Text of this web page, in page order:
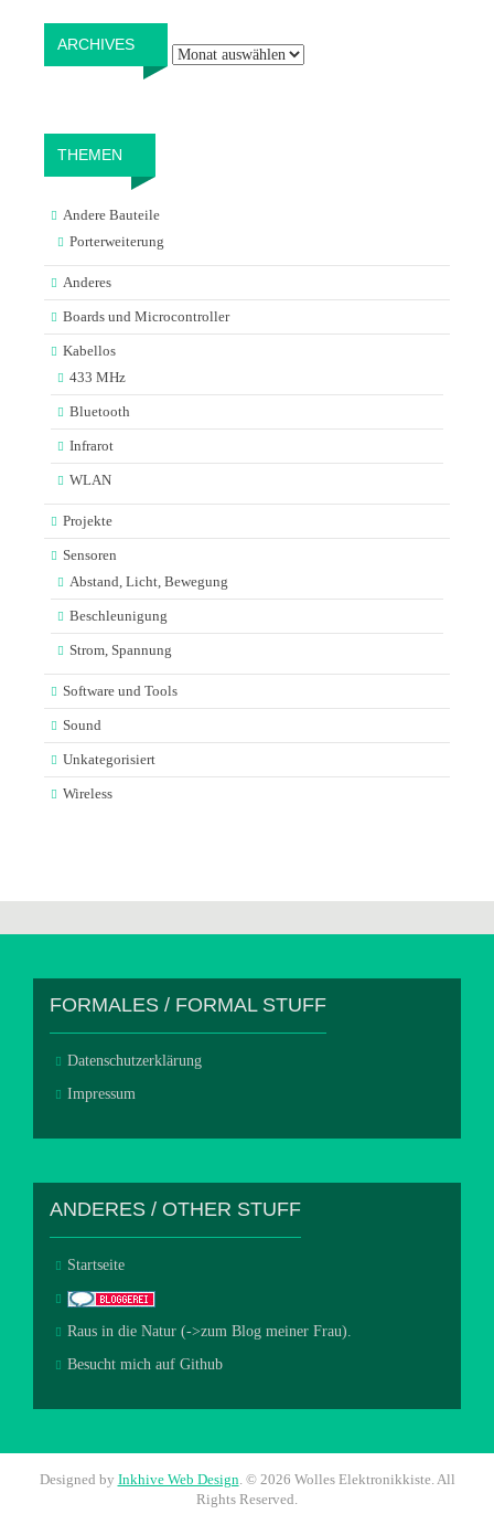
ARCHIVES
THEMEN
Andere Bauteile
Porterweiterung
Anderes
Boards und Microcontroller
Kabellos
433 MHz
Bluetooth
Infrarot
WLAN
Projekte
Sensoren
Abstand, Licht, Bewegung
Beschleunigung
Strom, Spannung
Software und Tools
Sound
Unkategorisiert
Wireless
FORMALES / FORMAL STUFF
Datenschutzerklärung
Impressum
ANDERES / OTHER STUFF
Startseite
Raus in die Natur (->zum Blog meiner Frau).
Besucht mich auf Github
Designed by Inkhive Web Design © 2026 Wolles Elektronikkiste. All
Rights Reserved.